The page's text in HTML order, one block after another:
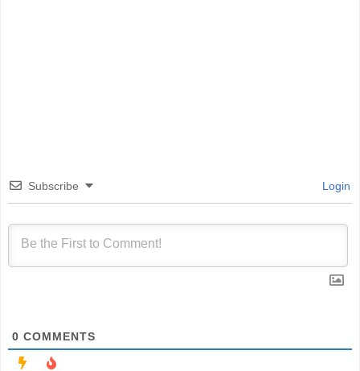
Subscribe Login
0 COMMENTS